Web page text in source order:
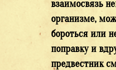
взаимосвязь
организме,
бороться или
поправку и
предвестник